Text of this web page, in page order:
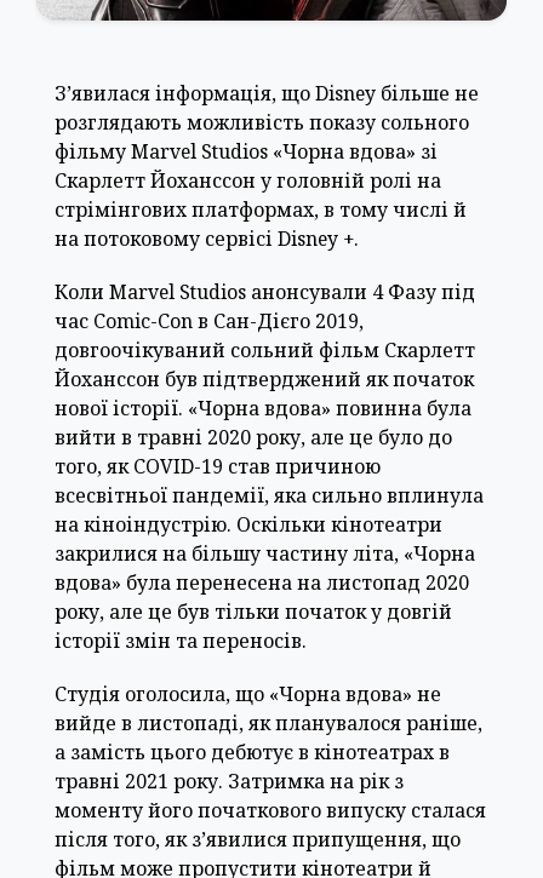
З’явилася інформація, що Disney більше не
розглядають можливість показу сольного
фільму Marvel Studios «Чорна вдова» зі
Скарлетт Йоханссон у головній ролі на
стрімінгових платформах, в тому числі й
на потоковому сервісі Disney +.
Коли Marvel Studios анонсували 4 Фазу під
час Comic-Con в Сан-Дієго 2019,
довгоочікуваний сольний фільм Скарлетт
Йоханссон був підтверджений як початок
нової історії. «Чорна вдова» повинна була
вийти в травні 2020 року, але це було до
того, як COVID-19 став причиною
всесвітньої пандемії, яка сильно вплинула
на кіноіндустрію. Оскільки кінотеатри
закрилися на більшу частину літа, «Чорна
вдова» була перенесена на листопад 2020
року, але це був тільки початок у довгій
історії змін та переносів.
Студія оголосила, що «Чорна вдова» не
вийде в листопаді, як планувалося раніше,
а замість цього дебютує в кінотеатрах в
травні 2021 року. Затримка на рік з
моменту його початкового випуску сталася
після того, як з’явилися припущення, що
фільм може пропустити кінотеатри й